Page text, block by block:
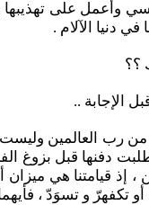
وأعمل على تهذيبها
دنيا الآلام .
؟؟
الإجابة ..
رب العالمين وليست
دفنها قبل بزوغ
إذ قيامتنا هي ميزان
أو تكفهرّ و تسوَدّ ،